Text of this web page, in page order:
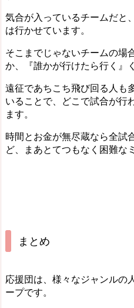
気合が入っているチームだと
は行かせています。
そこまでじゃないチームの場
か、『誰かが行けたら行く』
遠征であちこち飛び回る人も
いることで、どこで試合が行
ます。
時間とお金が無尽蔵なら全試
ど、まあとてつもなく困難な
まとめ
応援団は、様々なジャンルの
ープです。